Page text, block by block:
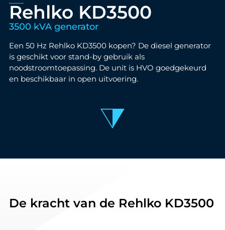
Rehlko KD3500
3500 kVA generator
Een 50 Hz Rehlko KD3500 kopen? De diesel generator
is geschikt voor stand-by gebruik als
noodstroomtoepassing. De unit is HVO goedgekeurd
en beschikbaar in open uitvoering.
De kracht van de Rehlko KD3500